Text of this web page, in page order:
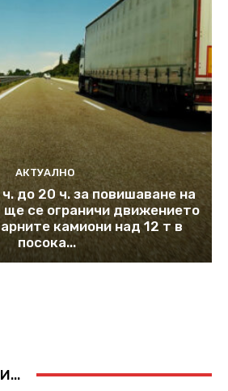
АКТУАЛНО
до 20 ч. за повишаване на
ще се ограничи движението
камиони над 12 т в
посока...